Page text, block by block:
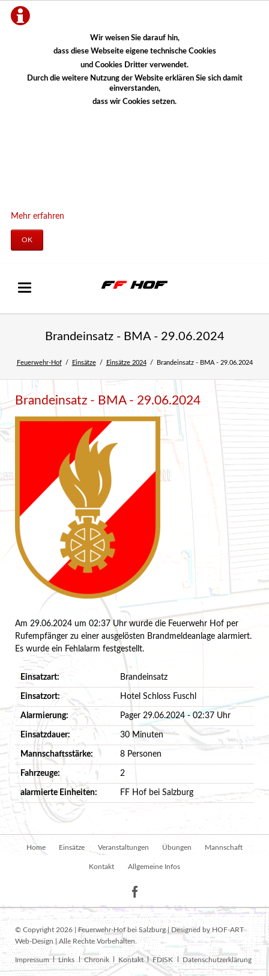
Wir weisen Sie darauf hin,
dass diese Webseite eigene technische Cookies
und Cookies Dritter verwendet.
Durch die weitere Nutzung der Website erklären Sie sich damit
einverstanden,
dass wir Cookies setzen.
Mehr erfahren
OK
Brandeinsatz - BMA - 29.06.2024
Feuerwehr-Hof Einsätze Einsätze 2024 Brandeinsatz - BMA - 29.06.2024
Brandeinsatz - BMA - 29.06.2024
Am 29.06.2024 um 02:37 Uhr wurde die Feuerwehr Hof per
Rufempfänger zu einer ausgelösten Brandmeldeanlage alarmiert.
Es wurde ein Fehlalarm festgestellt.
Einsatzart: Brandeinsatz
Einsatzort: Hotel Schloss Fuschl
Alarmierung: Pager 29.06.2024 - 02:37 Uhr
Einsatzdauer: 30 Minuten
Mannschaftsstärke: 8 Personen
Fahrzeuge: 2
alarmierte Einheiten: FF Hof bei Salzburg
Navigation
überspringen
Home Einsätze Veranstaltungen Übungen Mannschaft
Kontakt Allgemeine Infos
© Copyright 2026 | Feuerwehr-Hof bei Salzburg | Designed by HOF-ART
Web-Design | Alle Rechte Vorbehalten.
Navigation
überspringen
Impressum Links Chronik Kontakt FDISK Datenschutzerklärung